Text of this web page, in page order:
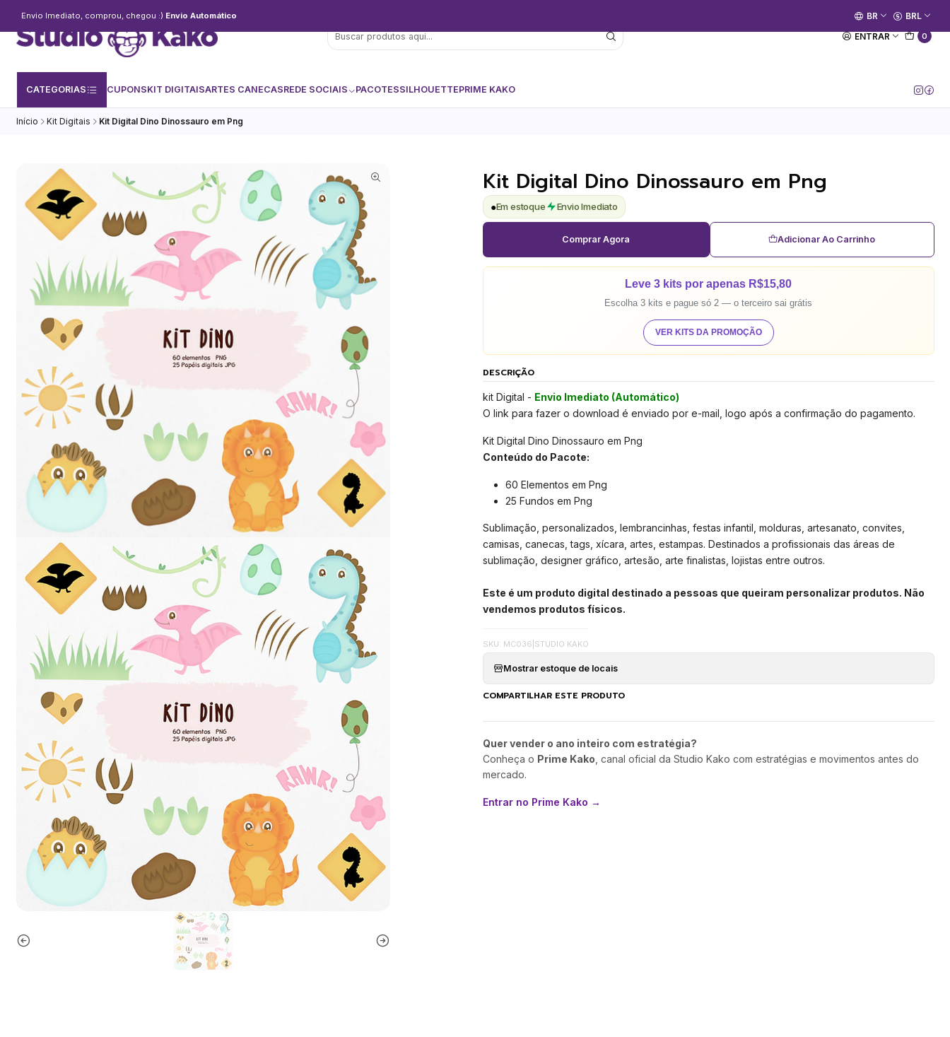
ENTRAR 0
CATEGORIAS CUPONSKIT DIGITAISARTES CANECASREDE SOCIAIS PACOTESSILHOUETTEPRIME KAKO
Envio Imediato, comprou, chegou :) Envio Automático [Entrar no Canal]
BR BRL
Início Kit Digitais Kit Digital Dino Dinossauro em Png
Kit Digital Dino Dinossauro em Png
●Em estoque Envio Imediato
Adicionar Ao Carrinho
Comprar Agora
Leve 3 kits por apenas R$15,80
Escolha 3 kits e pague só 2 — o terceiro sai grátis
VER KITS DA PROMOÇÃO
DESCRIÇÃO
kit Digital - Envio Imediato (Automático)
O link para fazer o download é enviado por e-mail, logo após a confirmação do pagamento.
Kit Digital Dino Dinossauro em Png
Conteúdo do Pacote:
60 Elementos em Png
25 Fundos em Png
Sublimação, personalizados, lembrancinhas, festas infantil, molduras, artesanato, convites,
camisas, canecas, tags, xícara, artes, estampas. Destinados a profissionais das áreas de
sublimação, designer gráfico, artesão, arte finalistas, lojistas entre outros.
Este é um produto digital destinado a pessoas que queiram personalizar produtos. Não
vendemos produtos físicos.
SKU: MC036 STUDIO KAKO
Mostrar estoque de locais
COMPARTILHAR ESTE PRODUTO
Quer vender o ano inteiro com estratégia?
Conheça o Prime Kako , canal oficial da Studio Kako com estratégias e movimentos antes do
mercado.
Entrar no Prime Kako →